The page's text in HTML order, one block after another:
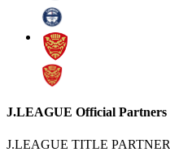
J.LEAGUE Official Partners
J.LEAGUE TITLE PARTNER